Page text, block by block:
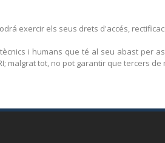
exercir els seus drets d'accés,
tècnics i humans que té al seu abast
malgrat tot, no pot garantir que tercers